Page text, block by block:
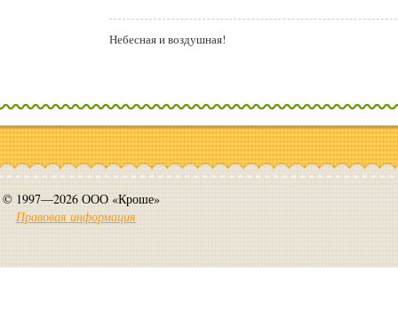
Небесная и воздушная!
© 1997—2026 ООО «Кроше»
Правовая информация